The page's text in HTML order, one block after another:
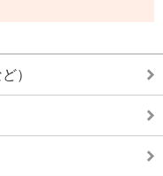
）